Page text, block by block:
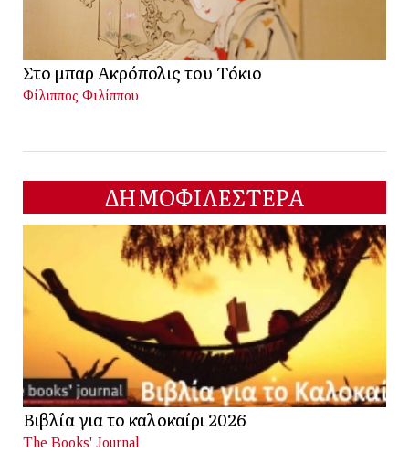
Στο μπαρ Ακρόπολις του Τόκιο
Φίλιππος Φιλίππου
ΔΗΜΟΦΙΛΕΣΤΕΡΑ
Βιβλία για το καλοκαίρι 2026
The Books' Journal